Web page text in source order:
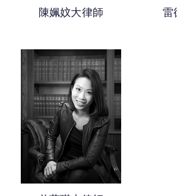
調解及替代糾紛解
死因研訊
陳姵妏大律師 雷